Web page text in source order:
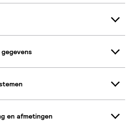
en afmetingen